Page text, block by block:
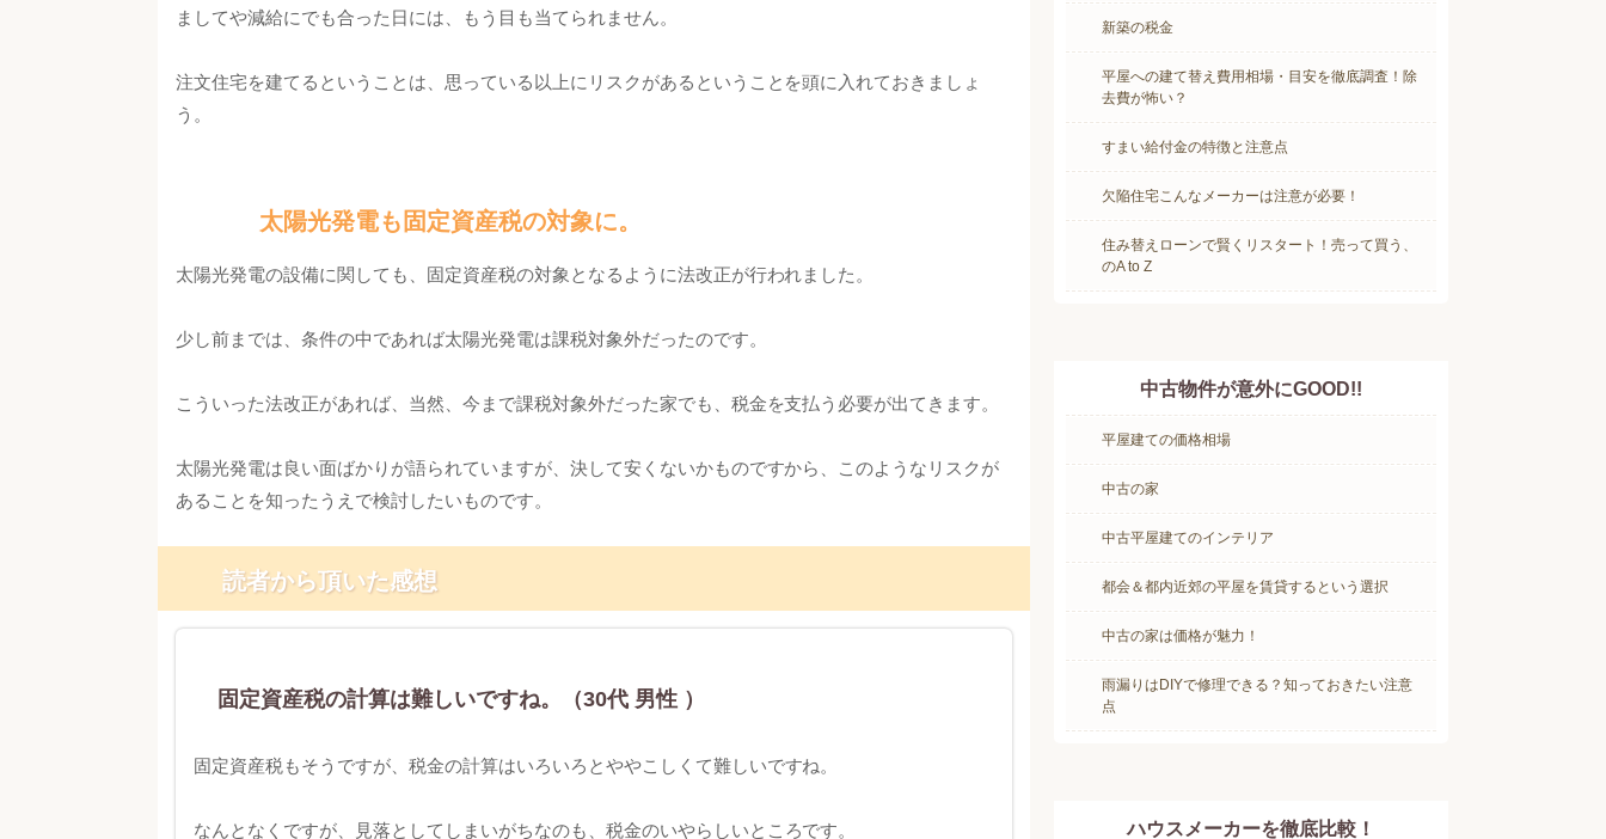
ましてや減給にでも合った日には、もう目も当てられません。
注文住宅を建てるということは、思っている以上にリスクがあるということを頭に入れておきましょ
う。
太陽光発電も固定資産税の対象に。
太陽光発電の設備に関しても、固定資産税の対象となるように法改正が行われました。
少し前までは、条件の中であれば太陽光発電は課税対象外だったのです。
こういった法改正があれば、当然、今まで課税対象外だった家でも、税金を支払う必要が出てきます。
太陽光発電は良い面ばかりが語られていますが、決して安くないかものですから、このようなリスクが
あることを知ったうえで検討したいものです。
読者から頂いた感想
固定資産税の計算は難しいですね。（30代 男性 ）
固定資産税もそうですが、税金の計算はいろいろとややこしくて難しいですね。
なんとなくですが、見落としてしまいがちなのも、税金のいやらしいところです。
新築の税金
平屋への建て替え費用相場・目安を徹底調査！除
去費が怖い？
すまい給付金の特徴と注意点
欠陥住宅こんなメーカーは注意が必要！
住み替えローンで賢くリスタート！売って買う、
のA to Z
中古物件が意外にGOOD!!
平屋建ての価格相場
中古の家
中古平屋建てのインテリア
都会＆都内近郊の平屋を賃貸するという選択
中古の家は価格が魅力！
雨漏りはDIYで修理できる？知っておきたい注意
点
ハウスメーカーを徹底比較！